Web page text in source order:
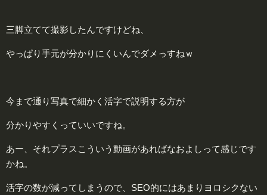
三脚立てて撮影したんですけどね、
やっぱり手元が分かりにくいんでダメっすねｗ
今まで通り写真で細かく活字で説明する方が
分かりやすくっていいですね。
あー、それプラスこういう動画があればなおよしって感じです
かね。
活字の数が減ってしまうので、SEO的にはあまりヨロシクない